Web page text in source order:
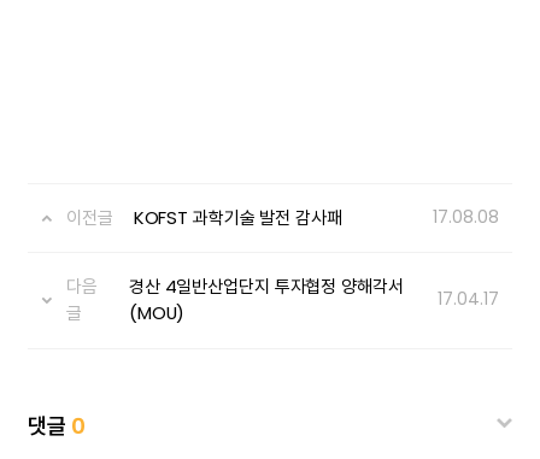
이전글 KOFST 과학기술 발전 감사패 17.08.08
다음
글
경산 4일반산업단지 투자협정 양해각서
(MOU)
17.04.17
댓글 0